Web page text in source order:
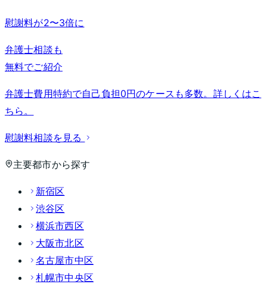
慰謝料が2〜3倍に
弁護士相談も
無料でご紹介
弁護士費用特約で自己負担0円のケースも多数。詳しくはこ
ちら。
慰謝料相談を見る
主要都市から探す
新宿区
渋谷区
横浜市西区
大阪市北区
名古屋市中区
札幌市中央区